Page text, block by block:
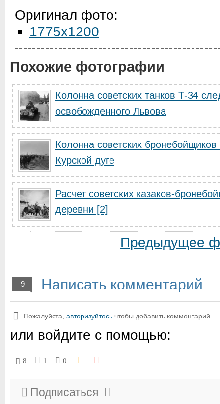
Оригинал фото:
1775x1200
Похожие фотографии
Колонна советских танков Т-34
освобожденного Львова
Колонна советских бронебойщиков
Курской дуге
Расчет советских казаков-
деревни [2]
Предыдущее
9 Написать комментарий
Пожалуйста, авторизуйтесь чтобы добавить комментарий.
или войдите с помощью:
8 1 0
Подписаться